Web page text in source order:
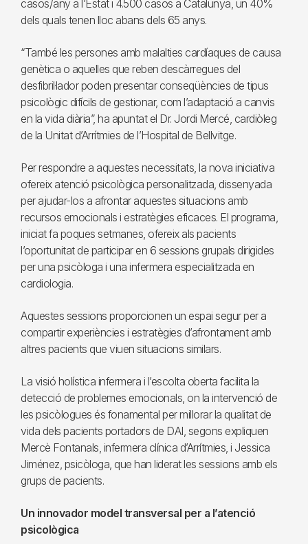
casos/any a l’Estat i 4.500 casos a Catalunya, un 40%
dels quals tenen lloc abans dels 65 anys.
“També les persones amb malalties cardíaques de causa
genètica o aquelles que reben descàrregues del
desfibril·lador poden presentar conseqüències de tipus
psicològic difícils de gestionar, com l’adaptació a canvis
en la vida diària”, ha apuntat el Dr. Jordi Mercé, cardiòleg
de la Unitat d’Arrítmies de l’Hospital de Bellvitge.
Per respondre a aquestes necessitats, la nova iniciativa
ofereix atenció psicològica personalitzada, dissenyada
per ajudar-los a afrontar aquestes situacions amb
recursos emocionals i estratègies eficaces. El programa,
iniciat fa poques setmanes, ofereix als pacients
l’oportunitat de participar en 6 sessions grupals dirigides
per una psicòloga i una infermera especialitzada en
cardiologia.
Aquestes sessions proporcionen un espai segur per a
compartir experiències i estratègies d’afrontament amb
altres pacients que viuen situacions similars.
La visió holística infermera i l’escolta oberta facilita la
detecció de problemes emocionals, on la intervenció de
les psicòlogues és fonamental per millorar la qualitat de
vida dels pacients portadors de DAI, segons expliquen
Mercè Fontanals, infermera clínica d’Arrítmies, i Jessica
Jiménez, psicòloga, que han liderat les sessions amb els
grups de pacients.
Un innovador model transversal per a l’atenció
psicològica